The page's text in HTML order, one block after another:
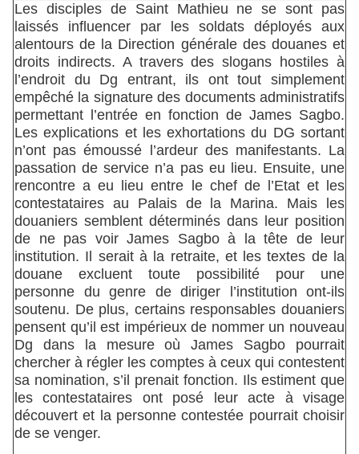
Les disciples de Saint Mathieu ne se sont pas
laissés influencer par les soldats déployés aux
alentours de la Direction générale des douanes et
droits indirects. A travers des slogans hostiles à
l’endroit du Dg entrant, ils ont tout simplement
empêché la signature des documents administratifs
permettant l’entrée en fonction de James Sagbo.
Les explications et les exhortations du DG sortant
n’ont pas émoussé l’ardeur des manifestants. La
passation de service n’a pas eu lieu. Ensuite, une
rencontre a eu lieu entre le chef de l’Etat et les
contestataires au Palais de la Marina. Mais les
douaniers semblent déterminés dans leur position
de ne pas voir James Sagbo à la tête de leur
institution. Il serait à la retraite, et les textes de la
douane excluent toute possibilité pour une
personne du genre de diriger l’institution ont-ils
soutenu. De plus, certains responsables douaniers
pensent qu’il est impérieux de nommer un nouveau
Dg dans la mesure où James Sagbo pourrait
chercher à régler les comptes à ceux qui contestent
sa nomination, s’il prenait fonction. Ils estiment que
les contestataires ont posé leur acte à visage
découvert et la personne contestée pourrait choisir
de se venger.